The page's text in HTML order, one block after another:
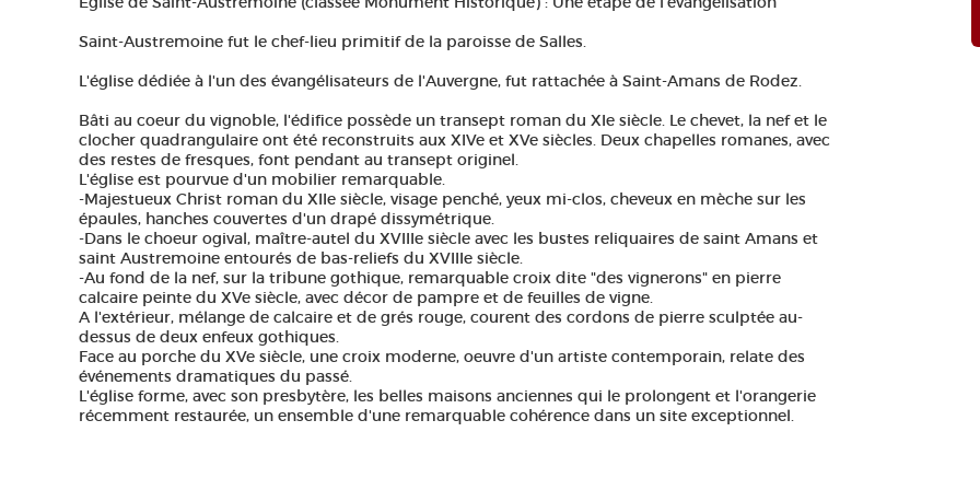
Saint-Austremoine fut le chef-lieu primitif de la paroisse de Salles.
L'église dédiée à l'un des évangélisateurs de l'Auvergne, fut rattachée à Saint-Amans de Rodez.
Bâti au coeur du vignoble, l'édifice possède un transept roman du XIe siècle. Le chevet, la nef et le
clocher quadrangulaire ont été reconstruits aux XIVe et XVe siècles. Deux chapelles romanes, avec
des restes de fresques, font pendant au transept originel.
L'église est pourvue d'un mobilier remarquable.
-Majestueux Christ roman du XIIe siècle, visage penché, yeux mi-clos, cheveux en mèche sur les
épaules, hanches couvertes d'un drapé dissymétrique.
-Dans le choeur ogival, maître-autel du XVIIIe siècle avec les bustes reliquaires de saint Amans et
saint Austremoine entourés de bas-reliefs du XVIIIe siècle.
-Au fond de la nef, sur la tribune gothique, remarquable croix dite "des vignerons" en pierre
calcaire peinte du XVe siècle, avec décor de pampre et de feuilles de vigne.
A l'extérieur, mélange de calcaire et de grés rouge, courent des cordons de pierre sculptée au-
dessus de deux enfeux gothiques.
Face au porche du XVe siècle, une croix moderne, oeuvre d'un artiste contemporain, relate des
événements dramatiques du passé.
L'église forme, avec son presbytère, les belles maisons anciennes qui le prolongent et l'orangerie
récemment restaurée, un ensemble d'une remarquable cohérence dans un site exceptionnel.